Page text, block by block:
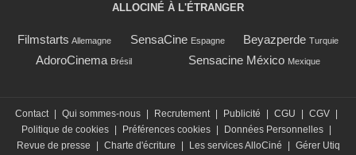
ALLOCINÉ À L'ÉTRANGER
Filmstarts Allemagne SensaCine Espagne Beyazperde Turquie
AdoroCinema Brésil Sensacine México Mexique
Contact | Qui sommes-nous | Recrutement | Publicité | CGU | CGV |
Politique de cookies | Préférences cookies | Données Personnelles |
Revue de presse
| Charte d'écriture | Les services AlloCiné | Gérer Utiq